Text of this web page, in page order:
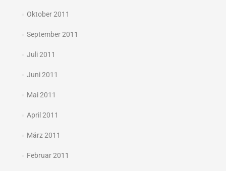
Oktober 2011
September 2011
Juli 2011
Juni 2011
Mai 2011
April 2011
März 2011
Februar 2011